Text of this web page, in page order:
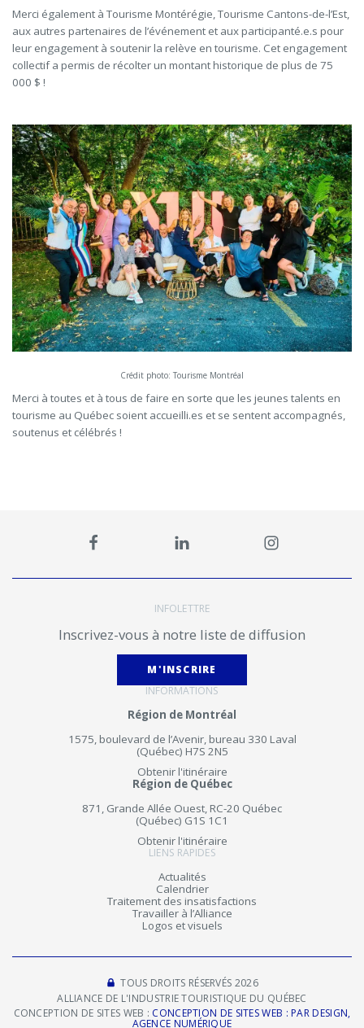
Merci également à Tourisme Montérégie, Tourisme Cantons-de-l’Est,
aux autres partenaires de l’événement et aux participanté.e.s pour
leur engagement à soutenir la relève en tourisme. Cet engagement
collectif a permis de récolter un montant historique de plus de 75
000 $ !
Crédit photo: Tourisme Montréal
Merci à toutes et à tous de faire en sorte que les jeunes talents en
tourisme au Québec soient accueilli.es et se sentent accompagnés,
soutenus et célébrés !
INFOLETTRE
Inscrivez-vous à notre liste de diffusion
M'INSCRIRE
INFORMATIONS
Région de Montréal
1575, boulevard de l’Avenir, bureau 330 Laval
(Québec) H7S 2N5
Obtenir l'itinéraire
Région de Québec
871, Grande Allée Ouest, RC-20 Québec
(Québec) G1S 1C1
Obtenir l'itinéraire
LIENS RAPIDES
Actualités
Calendrier
Traitement des insatisfactions
Travailler à l’Alliance
Logos et visuels
TOUS DROITS RÉSERVÉS 2026
ALLIANCE DE L'INDUSTRIE TOURISTIQUE DU QUÉBEC
CONCEPTION DE SITES WEB : CONCEPTION DE SITES WEB : PAR DESIGN,
AGENCE NUMÉRIQUE